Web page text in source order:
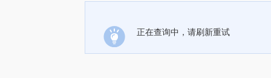
正在查询中，请刷新重试